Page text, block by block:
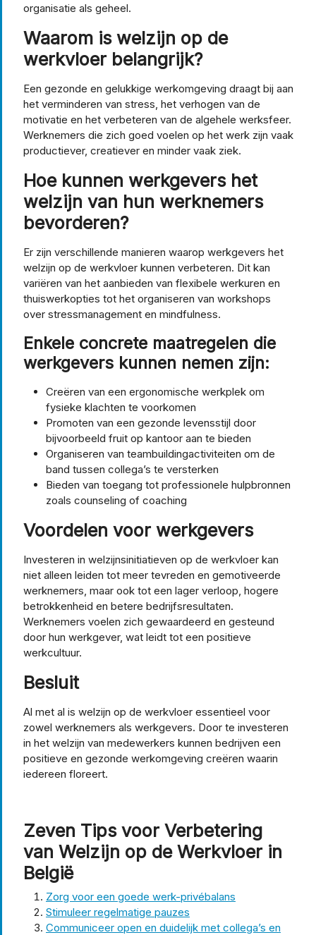
organisatie als geheel.
Waarom is welzijn op de
werkvloer belangrijk?
Een gezonde en gelukkige werkomgeving draagt bij aan
het verminderen van stress, het verhogen van de
motivatie en het verbeteren van de algehele werksfeer.
Werknemers die zich goed voelen op het werk zijn vaak
productiever, creatiever en minder vaak ziek.
Hoe kunnen werkgevers het
welzijn van hun werknemers
bevorderen?
Er zijn verschillende manieren waarop werkgevers het
welzijn op de werkvloer kunnen verbeteren. Dit kan
variëren van het aanbieden van flexibele werkuren en
thuiswerkopties tot het organiseren van workshops
over stressmanagement en mindfulness.
Enkele concrete maatregelen die
werkgevers kunnen nemen zijn:
Creëren van een ergonomische werkplek om
fysieke klachten te voorkomen
Promoten van een gezonde levensstijl door
bijvoorbeeld fruit op kantoor aan te bieden
Organiseren van teambuildingactiviteiten om de
band tussen collega’s te versterken
Bieden van toegang tot professionele hulpbronnen
zoals counseling of coaching
Voordelen voor werkgevers
Investeren in welzijnsinitiatieven op de werkvloer kan
niet alleen leiden tot meer tevreden en gemotiveerde
werknemers, maar ook tot een lager verloop, hogere
betrokkenheid en betere bedrijfsresultaten.
Werknemers voelen zich gewaardeerd en gesteund
door hun werkgever, wat leidt tot een positieve
werkcultuur.
Besluit
Al met al is welzijn op de werkvloer essentieel voor
zowel werknemers als werkgevers. Door te investeren
in het welzijn van medewerkers kunnen bedrijven een
positieve en gezonde werkomgeving creëren waarin
iedereen floreert.
Zeven Tips voor Verbetering
van Welzijn op de Werkvloer in
België
Zorg voor een goede werk-privébalans
Stimuleer regelmatige pauzes
Communiceer open en duidelijk met collega’s en